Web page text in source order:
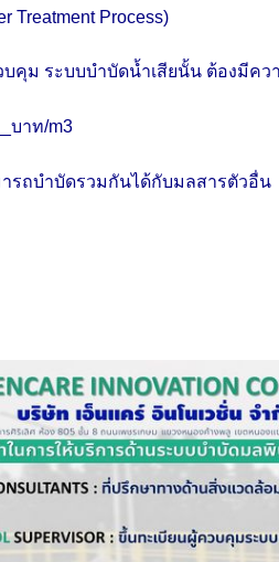
Treatment Process)
คุม ระบบบำบัดน้ำเสียนั้น ต้องมีค
บาท/m3
ารถบำบัดรวมกันได้กับมลสารตัวอื่